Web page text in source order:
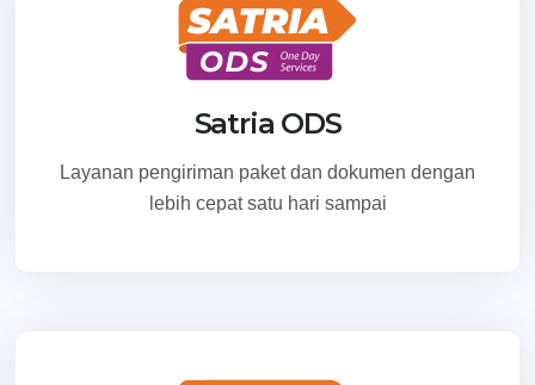
Satria ODS
Layanan pengiriman paket dan dokumen dengan
lebih cepat satu hari sampai